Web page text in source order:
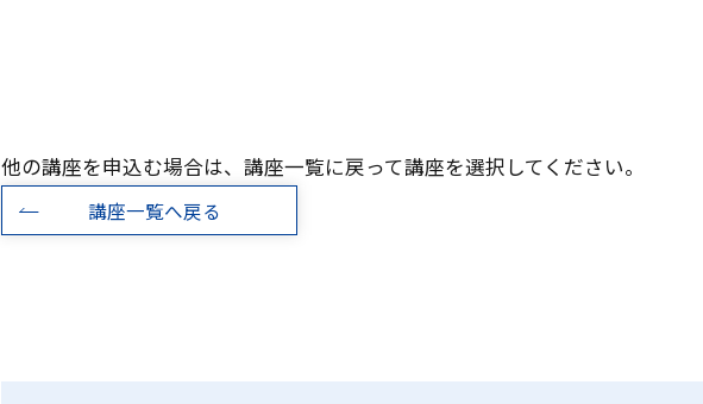
他の講座を申込む場合は、講座一覧に戻って講座を選択してください。
講座一覧へ戻る